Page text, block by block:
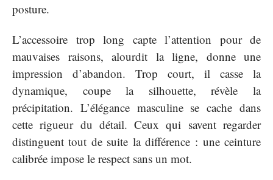
posture.
L’accessoire trop long capte l’attention pour de
mauvaises raisons, alourdit la ligne, donne une
impression d’abandon. Trop court, il casse la
dynamique, coupe la silhouette, révèle la
précipitation. L’élégance masculine se cache dans
cette rigueur du détail. Ceux qui savent regarder
distinguent tout de suite la différence : une ceinture
calibrée impose le respect sans un mot.